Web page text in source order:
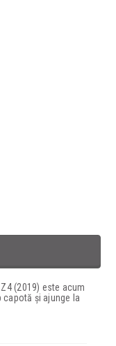
(2019) este acum
și ajunge la